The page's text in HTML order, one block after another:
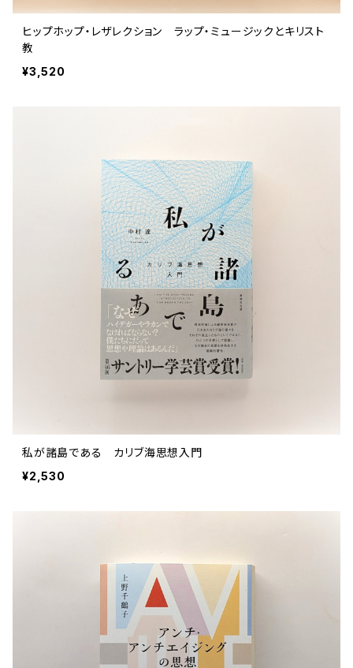
ヒップホップ・レザレクション ラップ・ミュージックとキリスト
教
¥3,520
私が諸島である カリブ海思想入門
¥2,530